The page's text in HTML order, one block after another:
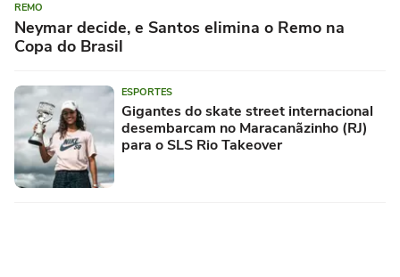
REMO
Neymar decide, e Santos elimina o Remo na
Copa do Brasil
ESPORTES
Gigantes do skate street internacional
desembarcam no Maracanãzinho (RJ)
para o SLS Rio Takeover